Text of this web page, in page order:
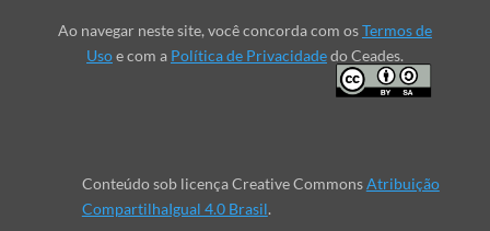
Ao navegar neste site, você concorda com osTermos de
Usoe com a Política de Privacidadedo Ceades.
Conteúdo sob licença Creative CommonsAtribuição
CompartilhaIgual 4.0 Brasil.